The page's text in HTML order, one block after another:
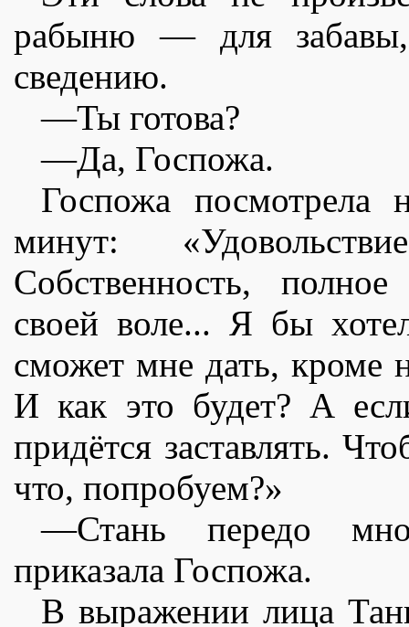
рабыню — для
сведению.
—Ты готова?
—Да, Госпожа.
Госпожа посмотрела
минут:
Собственность,
своей воле... Я бы
сможет мне дать, кроме
И как это будет? А
придëтся заставлять.
что, попробуем?»
—Стань передо
приказала Госпожа.
В выражении лица